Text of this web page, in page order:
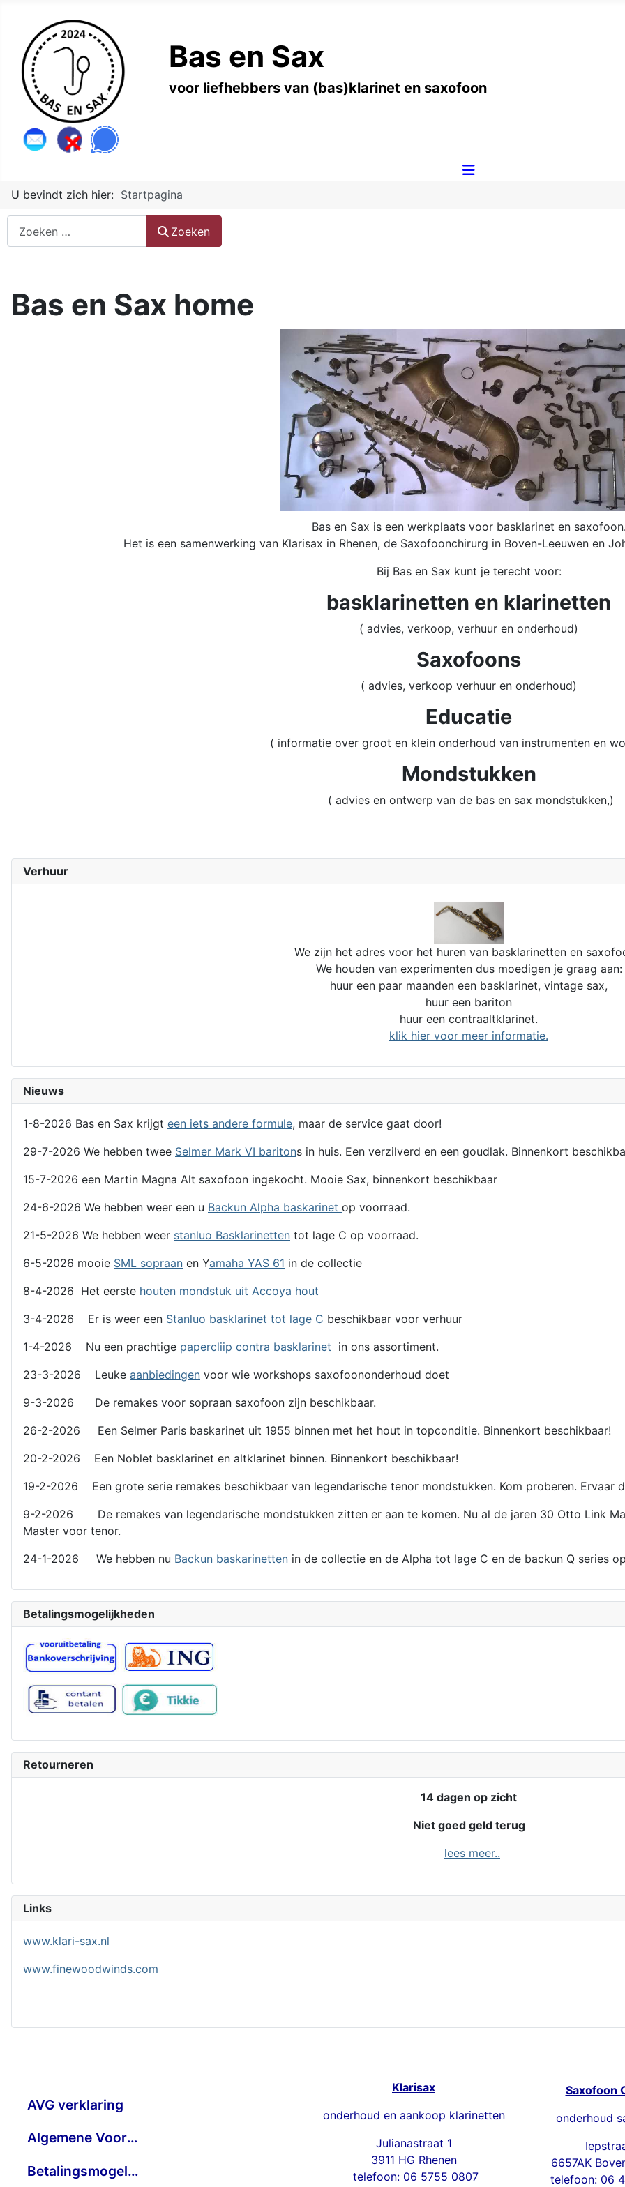
Bas en Sax
voor liefhebbers van (bas)klarinet en saxofoon
U bevindt zich hier: Startpagina
Zoeken
Zoeken
Verhuur
We zijn het adres voor het huren van basklarinetten en
We houden van experimenten dus moedigen je graag aan:
huur een paar maanden een basklarinet, vintage sax,
huur een bariton
huur een contraaltklarinet.
klik hier voor meer informatie.
Nieuws
1-8-2026 Bas en Sax krijgt een iets andere formule, maar de service gaat door!
29-7-2026 We hebben twee Selmer Mark VI baritons in huis. Een verzilverd en een goudlak. Binnenkort
15-7-2026 een Martin Magna Alt saxofoon ingekocht. Mooie Sax, binnenkort beschikbaar
24-6-2026 We hebben weer een u Backun Alpha baskarinet op voorraad.
21-5-2026 We hebben weer stanluo Basklarinetten tot lage C op voorraad.
6-5-2026 mooie SML sopraan en Yamaha YAS 61 in de collectie
8-4-2026 Het eerste houten mondstuk uit Accoya hout
3-4-2026 Er is weer een Stanluo basklarinet tot lage C beschikbaar voor verhuur
1-4-2026 Nu een prachtige papercliip contra basklarinet in ons assortiment.
23-3-2026 Leuke aanbiedingen voor wie workshops saxofoononderhoud doet
9-3-2026 De remakes voor sopraan saxofoon zijn beschikbaar.
26-2-2026 Een Selmer Paris baskarinet uit 1955 binnen met het hout in topconditie. Binnenkort beschikbaar!
20-2-2026 Een Noblet basklarinet en altklarinet binnen. Binnenkort beschikbaar!
19-2-2026 Een grote serie remakes beschikbaar van legendarische tenor mondstukken. Kom proberen. Ervaar
9-2-2026 De remakes van legendarische mondstukken zitten er aan te komen. Nu al de jaren 30 Otto Link
Master voor tenor.
24-1-2026 We hebben nu Backun baskarinetten in de collectie en de Alpha tot lage C en de backun Q series
Betalingsmogelijkheden
Retourneren
14 dagen op zicht
Niet goed geld terug
lees meer..
Links
www.klari-sax.nl
www.finewoodwinds.com
Bas en Sax home
Bas en Sax is een werkplaats voor basklarinet en saxofoon.
Het is een samenwerking van Klarisax in Rhenen, de Saxofoonchirurg in Boven-Leeuwen en
Bij Bas en Sax kunt je terecht voor:
basklarinetten en klarinetten
( advies, verkoop, verhuur en onderhoud)
Saxofoons
( advies, verkoop verhuur en onderhoud)
Educatie
( informatie over groot en klein onderhoud van instrumenten en
Mondstukken
( advies en ontwerp van de bas en sax mondstukken,)
AVG verklaring
Algemene Voorwaarden
Betalingsmogelijkheden
Klarisax
onderhoud en aankoop klarinetten
Julianastraat 1
3911 HG Rhenen
telefoon: 06 5755 0807
Saxofoon
onderhoud
6657AK
telefoon: 06